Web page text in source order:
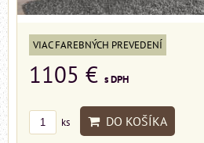
VIAC FAREBNÝCH PREVEDENÍ
1105 € s DPH
ks DO KOŠÍKA